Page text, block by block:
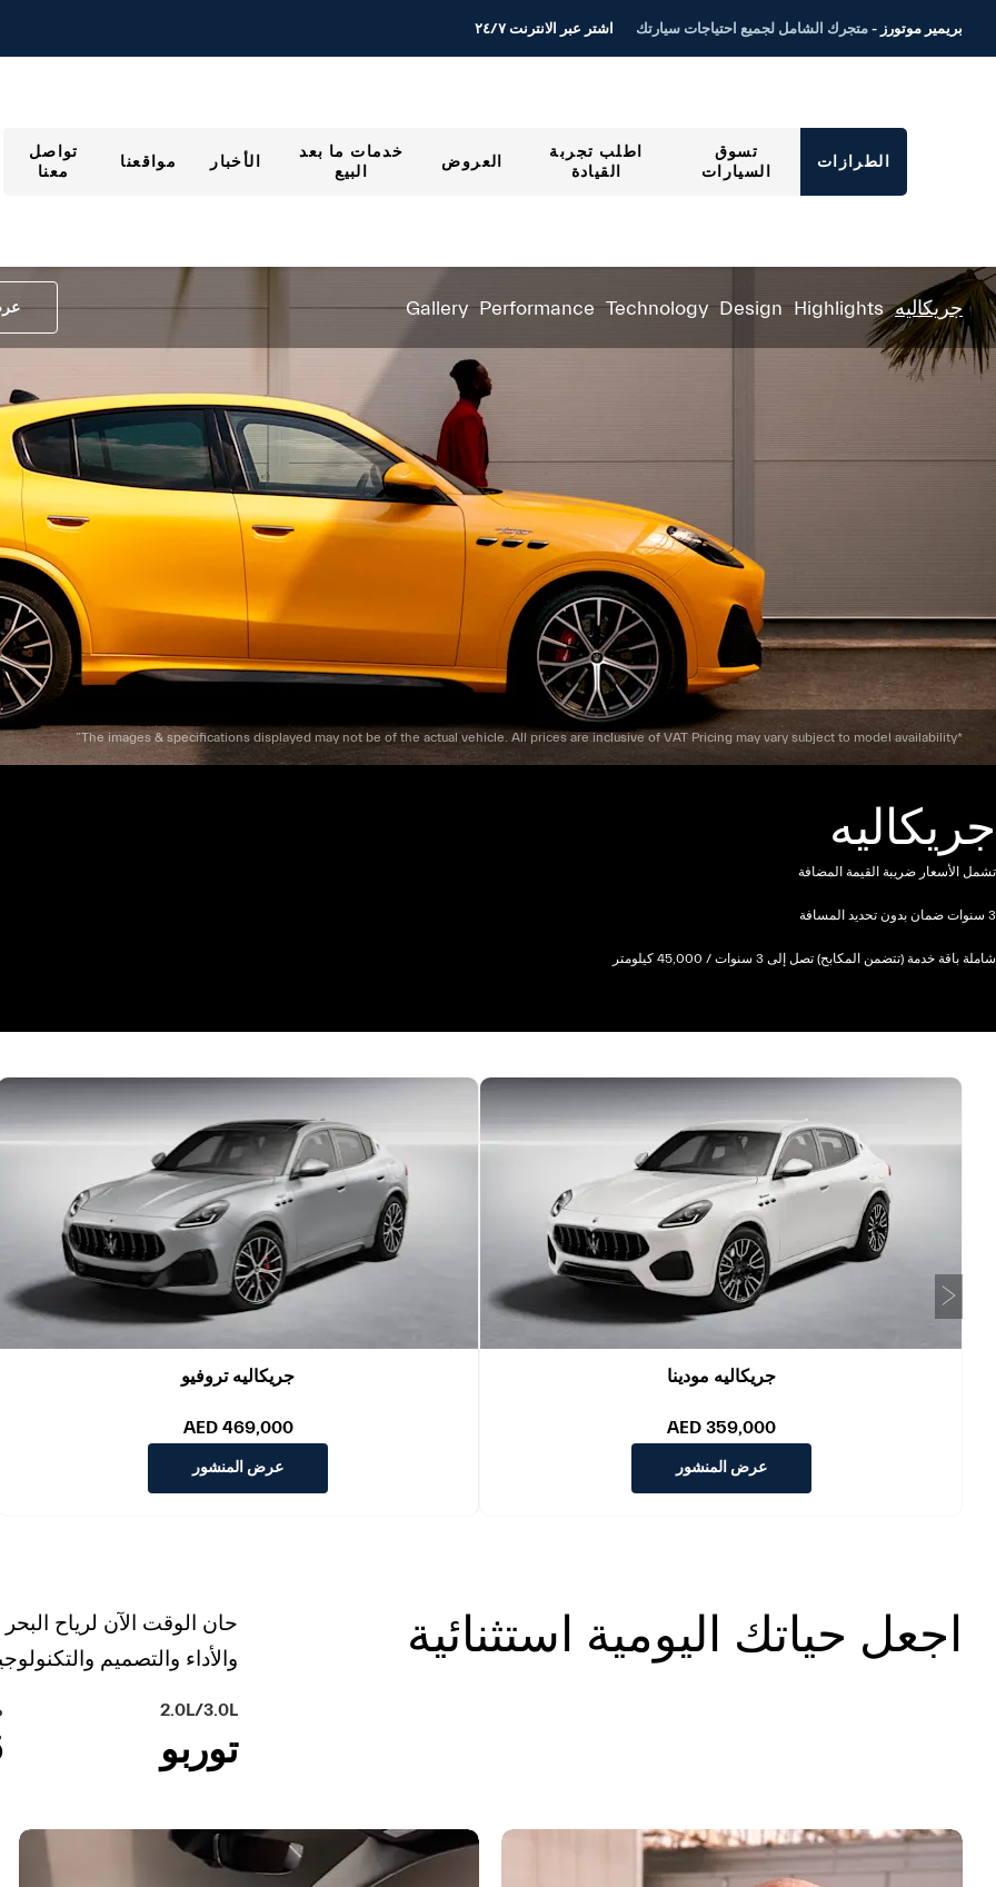
بريمير موتورز - متجرك الشامل لجميع احتياجات سيارتك اشتر عبر الانترنت ٢٤/٧
الطرازات
تسوق
السيارات
اطلب تجربة
القيادة
العروض
خدمات ما بعد
البيع
الأخبار مواقعنا
تواصل
معنا
جريكاليه Highlights
Design
Technology
Performance
Gallery
*The images & specifications displayed may not be of the actual vehicle. All prices are inclusive of VAT Pricing may vary subject to model availability”
جريكاليه
تشمل الأسعار ضريبة القيمة المضافة
3 سنوات ضمان بدون تحديد المسافة
شاملة باقة خدمة (تتضمن المكابح) تصل إلى 3 سنوات / 45,000 كيلومتر
جريكاليه مودينا
AED 359,000
عرض المنشور
جريكاليه تروفيو
AED 469,000
عرض المنشور
اجعل حياتك اليومية استثنائية
حان الوقت الآن لرياح
والأداء والتصميم
2.0L/3.0L
توربو